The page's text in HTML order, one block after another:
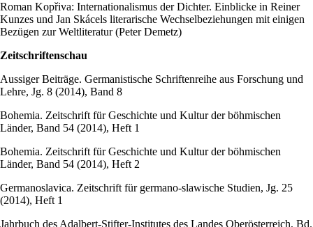
Roman Kopřiva: Internationalismus der Dichter. Einblicke in Reiner
Kunzes und Jan Skácels literarische Wechselbeziehungen mit einigen
Bezügen zur Weltliteratur (Peter Demetz)
Zeitschriftenschau
Aussiger Beiträge. Germanistische Schriftenreihe aus Forschung und
Lehre, Jg. 8 (2014), Band 8
Bohemia. Zeitschrift für Geschichte und Kultur der böhmischen
Länder, Band 54 (2014), Heft 1
Bohemia. Zeitschrift für Geschichte und Kultur der böhmischen
Länder, Band 54 (2014), Heft 2
Germanoslavica. Zeitschrift für germano-slawische Studien, Jg. 25
(2014), Heft 1
Jahrbuch des Adalbert-Stifter-Institutes des Landes Oberösterreich, Bd.